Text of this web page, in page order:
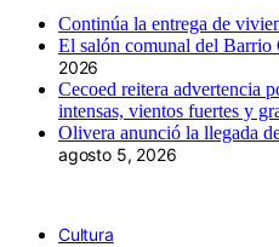
Continúa la entrega de
El salón comunal del Barrio
2026
Cecoed reitera advertencia
intensas, vientos fuertes y
Olivera anunció la llegada
agosto 5, 2026
Cultura